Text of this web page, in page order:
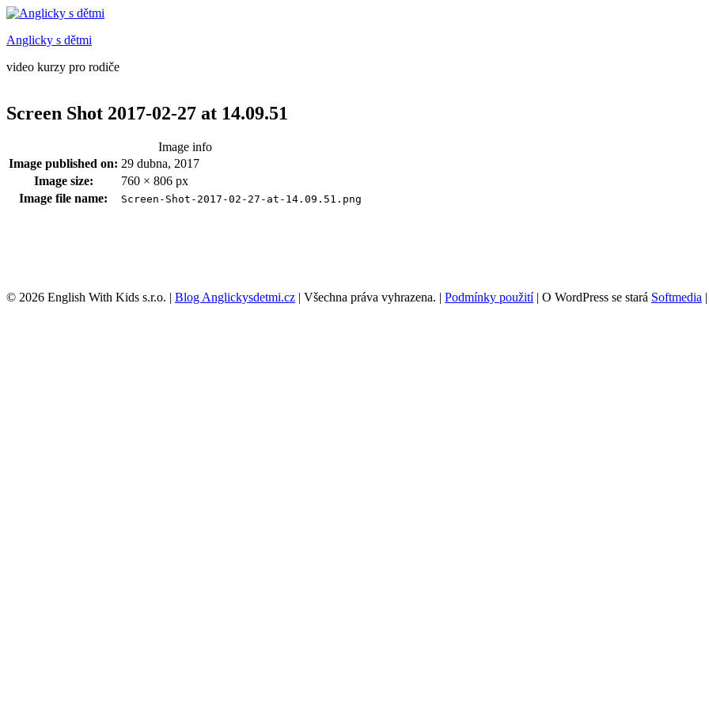
Anglicky s dětmi
video kurzy pro rodiče
Screen Shot 2017-02-27 at 14.09.51
Image info
Image published on: 29 dubna, 2017
Image size:
760 × 806 px
Image file name:
Screen-Shot-2017-02-27-at-14.09.51.png
Footer
© 2026 English With Kids s.r.o. | Blog Anglickysdetmi.cz | Všechna práva vyhrazena. | Podmínky použití | O WordPress se stará Softmedia |